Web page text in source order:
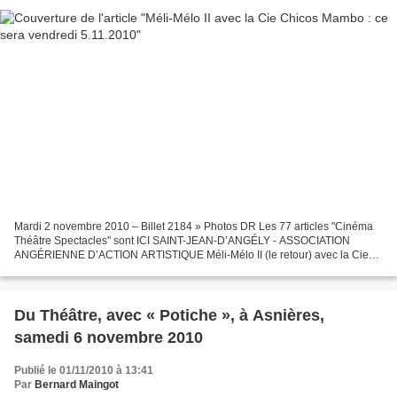
Mardi 2 novembre 2010 – Billet 2184 » Photos DR Les 77 articles "Cinéma
Théâtre Spectacles" sont ICI SAINT-JEAN-D’ANGÉLY - ASSOCIATION
ANGÉRIENNE D’ACTION ARTISTIQUE Méli-Mélo II (le retour) avec la Cie
Du Théâtre, avec « Potiche », à Asnières,
samedi 6 novembre 2010
Publié le 01/11/2010 à 13:41
Par Bernard Maingot